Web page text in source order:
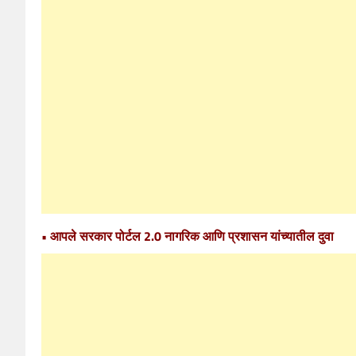
• आपले सरकार पोर्टल 2.0 नागरिक आणि प्रशासन यांच्यातील दुवा